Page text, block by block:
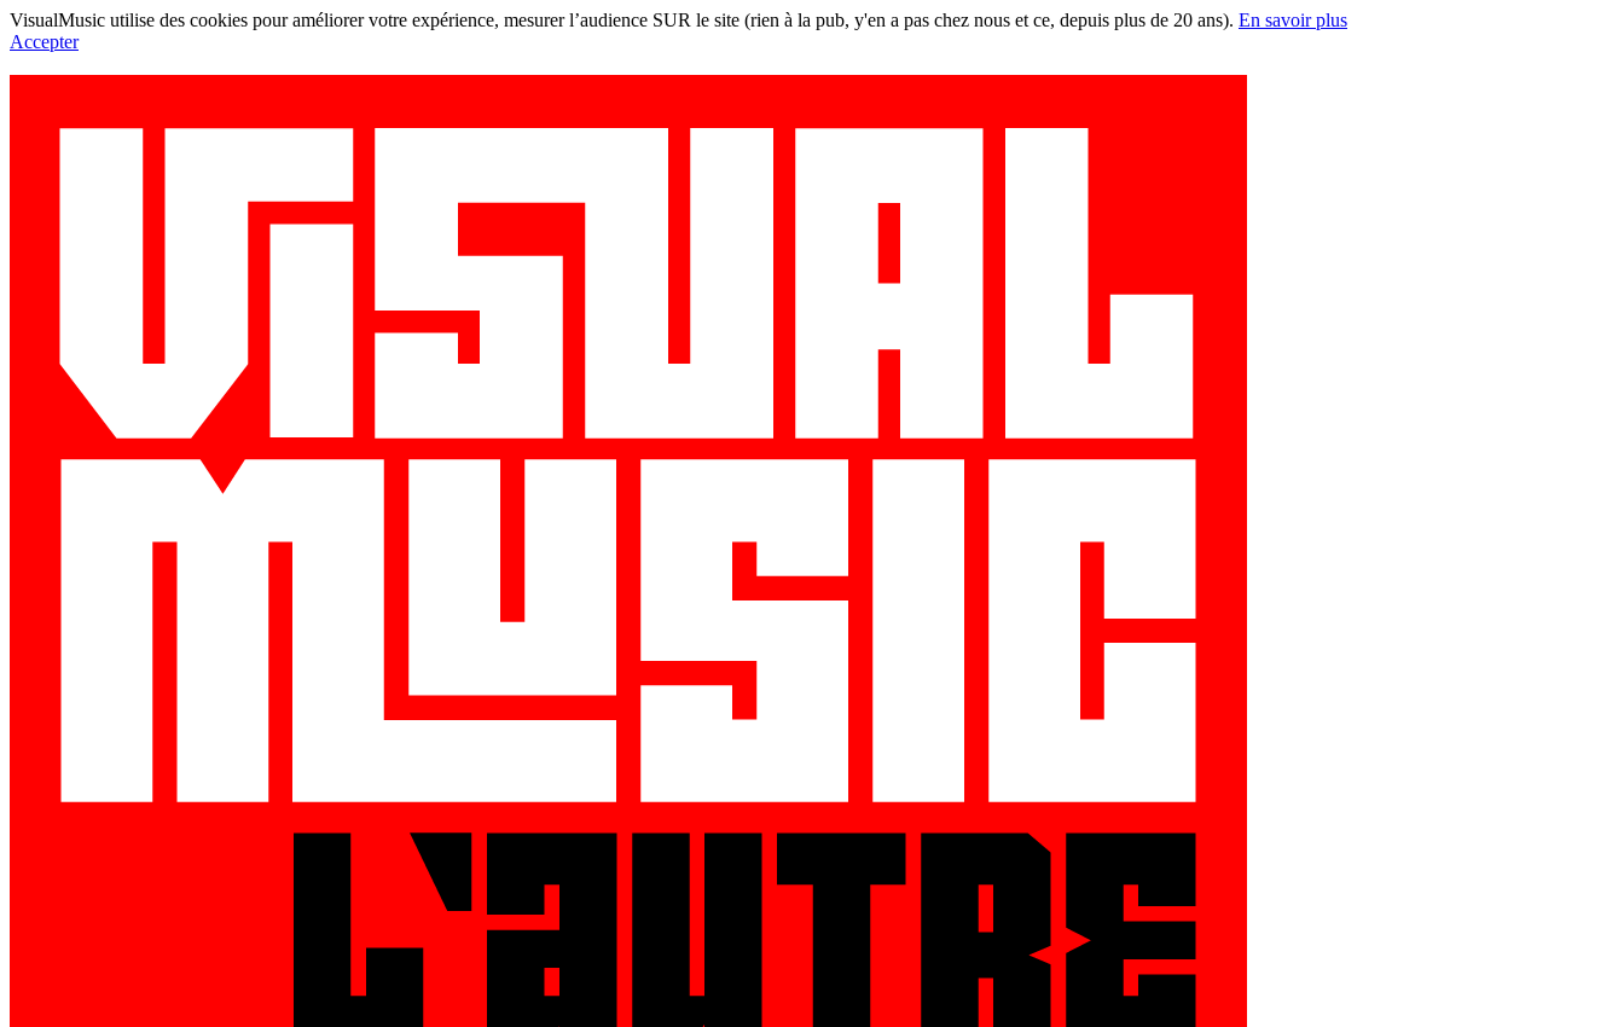
VisualMusic utilise des cookies pour améliorer votre expérience, mesurer l’audience SUR le site (rien à la pub, y'en a pas chez nous et ce, depuis plus de 20 ans). En savoir plus
Accepter